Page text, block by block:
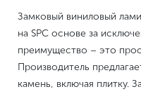
Замковый виниловый
на SPC основе за
преимущество – это
Производитель
камень, включая плитку.